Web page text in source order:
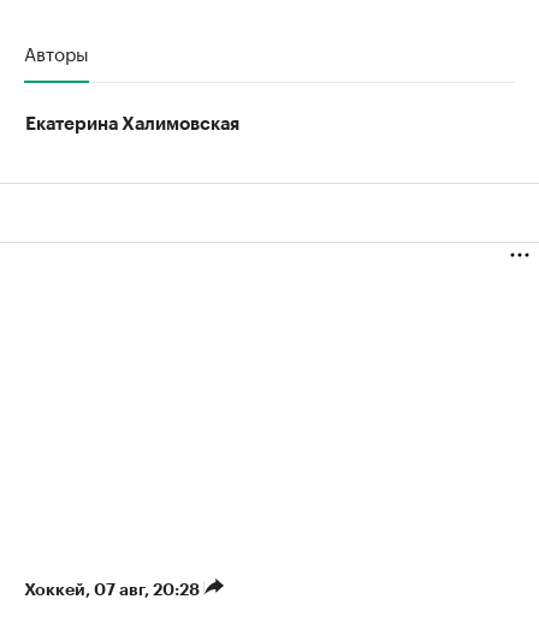
Авторы
Екатерина Халимовская
Хоккей⁠, 07 авг, 20:28